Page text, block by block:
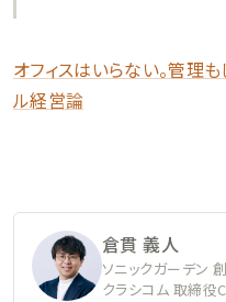
オフィスはいらない。管理も
ル経営論
倉貫 義人
ソニックガーデン
クラシコム 取締役